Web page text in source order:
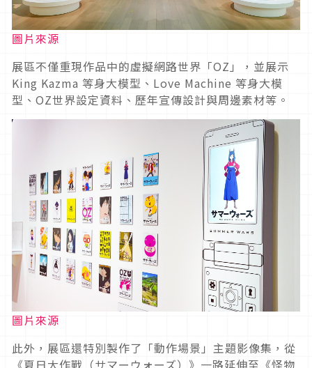
圖片來源
展區不僅重現作品中的虛擬網路世界「OZ」，並展示
King Kazma 等身大模型、Love Machine 等身大模
型、OZ世界設定資料、歷年宣傳設計與周邊素材等。
圖片來源
此外，展區還特別製作了「動作場景」主題影像集，從